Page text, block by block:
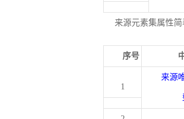
来源元素集属性简
序号
1
来源